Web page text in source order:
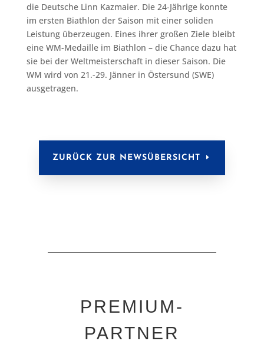
die Deutsche Linn Kazmaier. Die 24-Jährige konnte
im ersten Biathlon der Saison mit einer soliden
Leistung überzeugen. Eines ihrer großen Ziele bleibt
eine WM-Medaille im Biathlon – die Chance dazu hat
sie bei der Weltmeisterschaft in dieser Saison. Die
WM wird von 21.-29. Jänner in Östersund (SWE)
ausgetragen.
ZURÜCK ZUR NEWSÜBERSICHT
PREMIUM-
PARTNER